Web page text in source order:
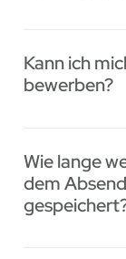
Kann ich
bewerben?
Wie lange
dem